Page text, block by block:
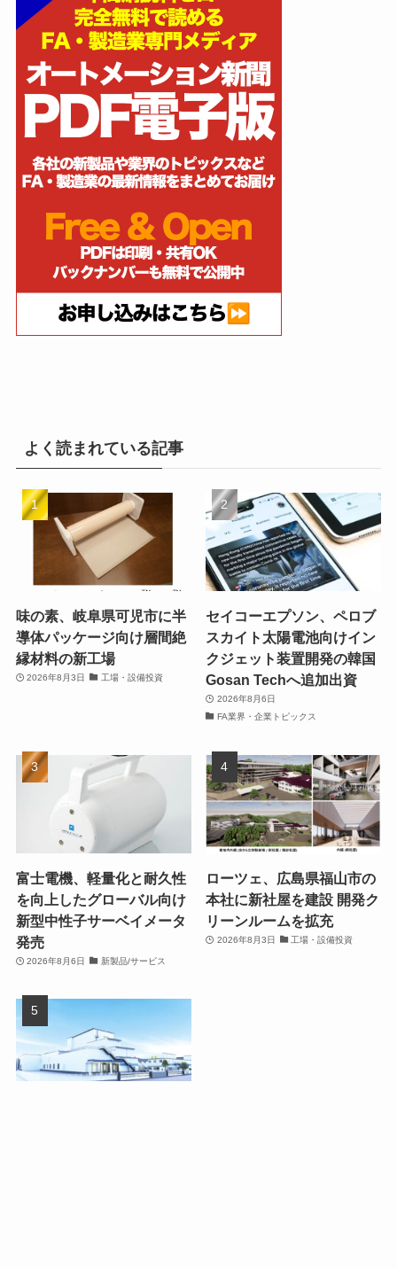
よく読まれている記事
味の素、岐阜県可児市に半
導体パッケージ向け層間絶
縁材料の新工場
2026年8月3日 工場・設備投資
セイコーエプソン、ペロブ
スカイト太陽電池向けイン
クジェット装置開発の韓国
Gosan Techへ追加出資
2026年8月6日
FA業界・企業トピックス
富士電機、軽量化と耐久性
を向上したグローバル向け
新型中性子サーベイメータ
発売
2026年8月6日 新製品/サービス
ローツェ、広島県福山市の
本社に新社屋を建設 開発ク
リーンルームを拡充
2026年8月3日 工場・設備投資